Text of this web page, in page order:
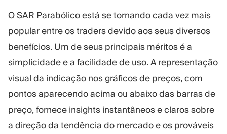
O SAR Parabólico está se tornando cada vez mais
popular entre os traders devido aos seus diversos
benefícios. Um de seus principais méritos é a
simplicidade e a facilidade de uso. A representação
visual da indicação nos gráficos de preços, com
pontos aparecendo acima ou abaixo das barras de
preço, fornece insights instantâneos e claros sobre
a direção da tendência do mercado e os prováveis